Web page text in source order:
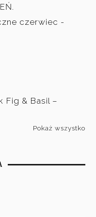
czerwiec -
Fig & Basil –
Pokaż wszystko